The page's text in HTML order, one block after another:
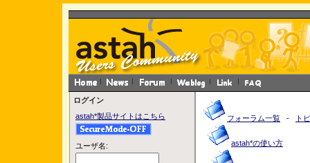
ログイン
astah*製品サイトはこちら
ユーザ名:
フォーラム一覧 - ト
astah*の使い方